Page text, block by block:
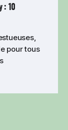
: 10
pour tous